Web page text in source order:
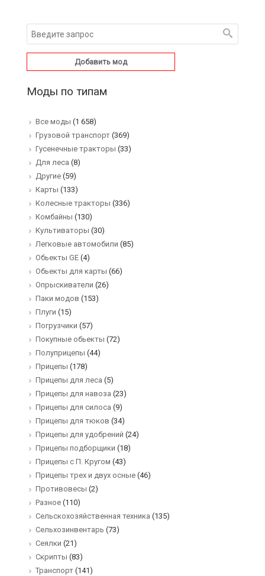
Добавить мод
Моды по типам
Все моды (1 658)
Грузовой транспорт (369)
Гусенечные тракторы (33)
Для леса (8)
Другие (59)
Карты (133)
Колесные тракторы (336)
Комбайны (130)
Культиваторы (30)
Легковые автомобили (85)
Обьекты GE (4)
Обьекты для карты (66)
Опрыскиватели (26)
Паки модов (153)
Плуги (15)
Погрузчики (57)
Покупные обьекты (72)
Полуприцепы (44)
Прицепы (178)
Прицепы для леса (5)
Прицепы для навоза (23)
Прицепы для силоса (9)
Прицепы для тюков (34)
Прицепы для удобрений (24)
Прицепы подборщики (18)
Прицепы с П. Кругом (43)
Прицепы трех и двух осные (46)
Противовесы (2)
Разное (110)
Сельскохозяйственная техника (135)
Сельхозинвентарь (73)
Сеялки (21)
Скрипты (83)
Транспорт (141)